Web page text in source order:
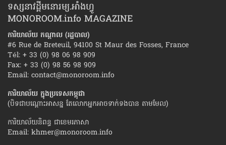
ទស្សនាវដ្ដីមនោរម្យ.អាំងហ្វូ
MONOROOM.info MAGAZINE
ការិយាល័យ កណ្ដាល (រដ្ឋបាល)
#6 Rue de Breteuil, 94100 St Maur des Fosses, France
Tél: + 33 (0) 98 06 98 909
Fax: + 33 (0) 98 56 98 909
Email: contact@monoroom.info
ការិយាល័យ ក្នុង​ប្រទេស​កម្ពុជា
(បិទជាបណ្ដោះអាសន្ន តែលោកអ្នកអាចទាក់ទងបាន តាមមែល)
ការិយាល័យនិពន្ធ ជាខេមរភាសា
Email: khmer@monoroom.info